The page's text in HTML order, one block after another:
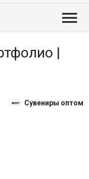

|
Сувениры оптом